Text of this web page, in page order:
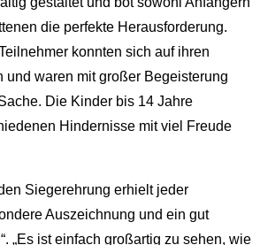
die perfekte Herausforderung.
konnten sich auf ihren
und waren mit großer Begeisterung
Die Kinder bis 14 Jahre
Hindernisse mit viel Freude
Siegerehrung erhielt jeder
Auszeichnung und ein gut
„Es ist einfach großartig zu sehen, wie